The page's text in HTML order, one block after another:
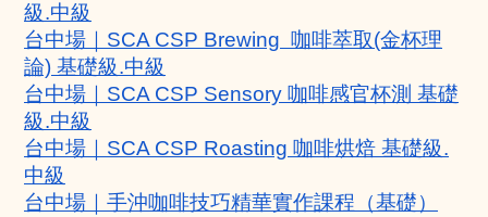
級.中級
台中場｜SCA CSP Brewing  咖啡萃取(金杯理
論) 基礎級.中級
台中場｜SCA CSP Sensory 咖啡感官杯測 基礎
級.中級
台中場｜SCA CSP Roasting 咖啡烘焙 基礎級.
中級
台中場｜手沖咖啡技巧精華實作課程（基礎）